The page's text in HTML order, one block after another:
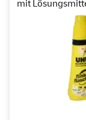
mit